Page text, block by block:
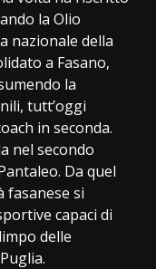
la Olio
nazionale della
a Fasano,
la
tutt’oggi
in seconda.
nel secondo
Da quel
fasanese si
capaci di
delle